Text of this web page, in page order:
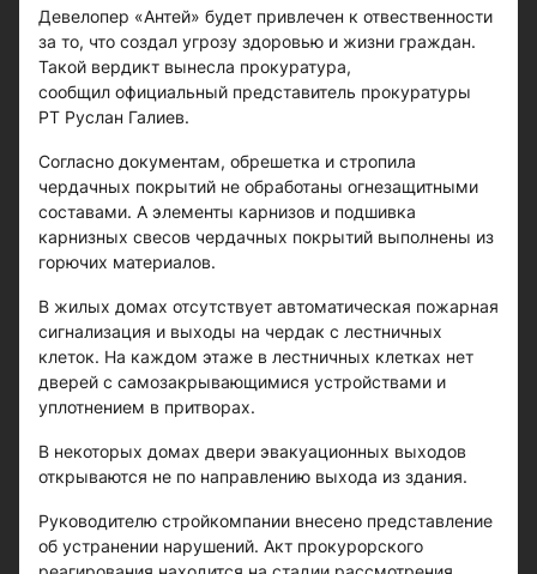
Девелопер «Антей» будет привлечен к отвественности
за то, что создал угрозу здоровью и жизни граждан.
Такой вердикт вынесла прокуратура,
сообщил официальный представитель прокуратуры
РТ Руслан Галиев.
Согласно документам, обрешетка и стропила
чердачных покрытий не обработаны огнезащитными
составами. А элементы карнизов и подшивка
карнизных свесов чердачных покрытий выполнены из
горючих материалов.
В жилых домах отсутствует автоматическая пожарная
сигнализация и выходы на чердак с лестничных
клеток. На каждом этаже в лестничных клетках нет
дверей с самозакрывающимися устройствами и
уплотнением в притворах.
В некоторых домах двери эвакуационных выходов
открываются не по направлению выхода из здания.
Руководителю стройкомпании внесено представление
об устранении нарушений. Акт прокурорского